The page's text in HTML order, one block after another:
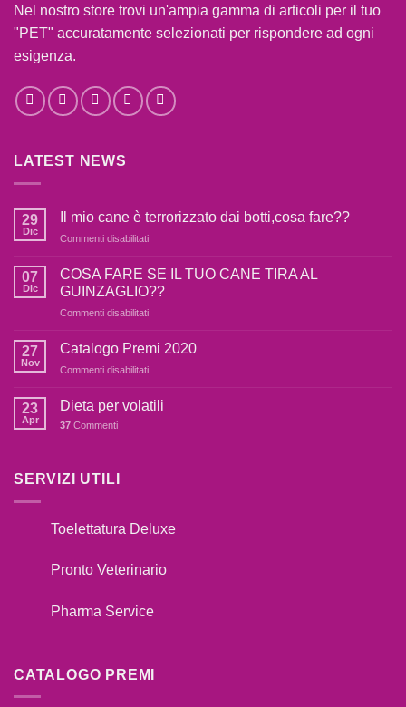
Nel nostro store trovi un'ampia gamma di articoli per il tuo
"PET" accuratamente selezionati per rispondere ad ogni
esigenza.
LATEST NEWS
29
Dic
Il mio cane è terrorizzato dai botti,cosa fare??
Commenti disabilitatisu
mio
cane
è
terrorizzato
botti,cosa
07
Dic
COSA FARE SE IL TUO CANE TIRA AL
GUINZAGLIO??
Commenti disabilitatisu
FARE
IL
CANE
27
Nov
Catalogo Premi 2020
Commenti disabilitatisu
Premi
23
Apr
Dieta per volatili
37 Commenti
SERVIZI UTILI
Toelettatura Deluxe
Pronto Veterinario
Pharma Service
CATALOGO PREMI